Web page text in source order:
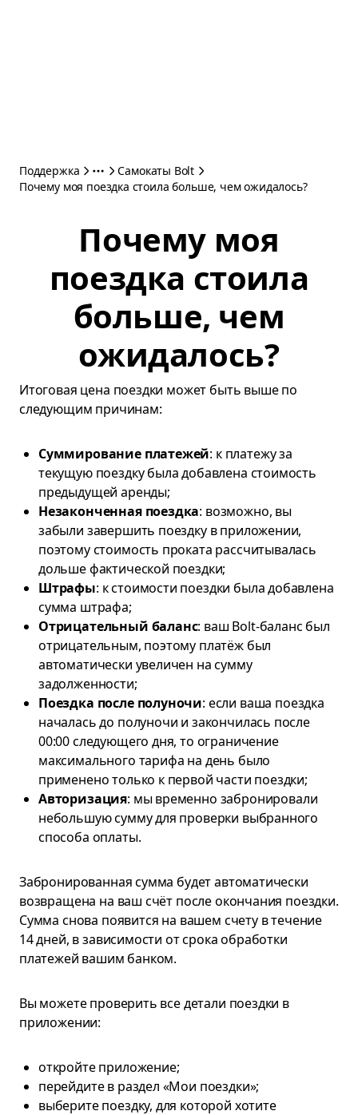
Поддержка
Самокаты Bolt
Почему моя поездка стоила больше, чем ожидалось?
Почему моя
поездка стоила
больше, чем
ожидалось?
Итоговая цена поездки может быть выше по
следующим причинам:
Суммирование платежей: к платежу за
текущую поездку была добавлена стоимость
предыдущей аренды;
Незаконченная поездка: возможно, вы
забыли завершить поездку в приложении,
поэтому стоимость проката рассчитывалась
дольше фактической поездки;
Штрафы: к стоимости поездки была добавлена
сумма штрафа;
Отрицательный баланс: ваш Bolt-баланс был
отрицательным, поэтому платёж был
автоматически увеличен на сумму
задолженности;
Поездка после полуночи: если ваша поездка
началась до полуночи и закончилась после
00:00 следующего дня, то ограничение
максимального тарифа на день было
применено только к первой части поездки;
Авторизация: мы временно забронировали
небольшую сумму для проверки выбранного
способа оплаты.
Забронированная сумма будет автоматически
возвращена на ваш счёт после окончания поездки.
Сумма снова появится на вашем счету в течение
14 дней, в зависимости от срока обработки
платежей вашим банком.
Вы можете проверить все детали поездки в
приложении:
откройте приложение;
перейдите в раздел «Мои поездки»;
выберите поездку, для которой хотите